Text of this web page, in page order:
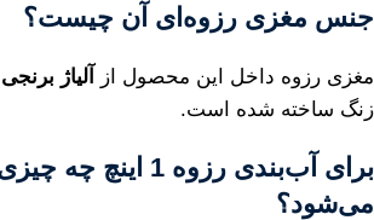
جنس مغزی رزوه‌ای آن چیست؟
مغزی رزوه داخل این محصول از آلیاژ
زنگ ساخته شده است.
برای آب‌بندی رزوه 1
می‌شود؟